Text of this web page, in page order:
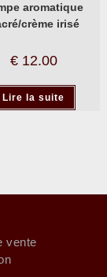
aromatique
crème irisé
€12.00
Lire la suite
vente